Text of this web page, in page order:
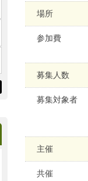
場所
参加費
募集人数
募集対象者
主催
共催